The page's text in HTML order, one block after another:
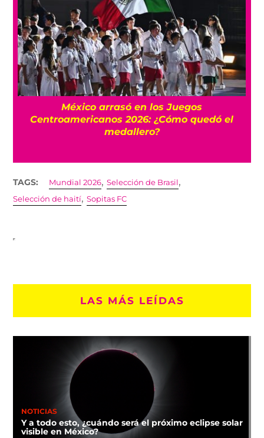
México arrasó en los Juegos
Centroamericanos 2026: ¿Cómo quedó el
medallero?
TAGS: Mundial 2026,Selección de Brasil ,
Selección de haití,Sopitas FC
LAS MÁS LEÍDAS
NOTICIAS
Y a todo esto, ¿cuándo será el próximo eclipse solar
visible en México?